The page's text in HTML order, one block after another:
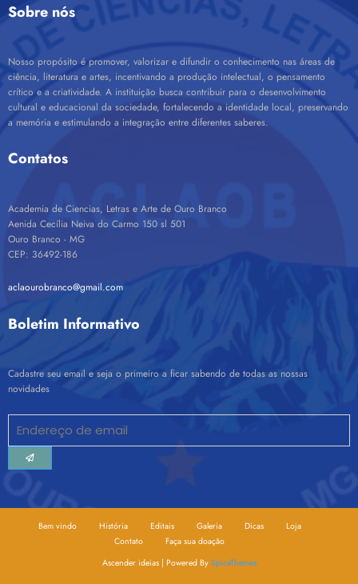
Sobre nós
Nosso propósito é promover, valorizar e difundir o conhecimento nas áreas de
ciência, literatura e artes, incentivando a produção intelectual, o pensamento
crítico e a criatividade. A instituição busca contribuir para o desenvolvimento
cultural e educacional da sociedade, fortalecendo a identidade local, preservando
a memória e estimulando a integração entre diferentes saberes.
Contatos
Academia de Ciencias, Letras e Arte de Ouro Branco
Aenida Cecília Neiva do Carmo 150 sl 501
Ouro Branco - MG
CEP: 36492-186
aclaourobranco@gmail.com
Boletim Informativo
Cadastre seu email e seja o primeiro a ficar sabendo de todas as nossas
novidades
Bem vindo História Editais Galeria Dicas
Loja
Contato
Faça sua doação
Ascender ideias | Powered By SpiceThemes